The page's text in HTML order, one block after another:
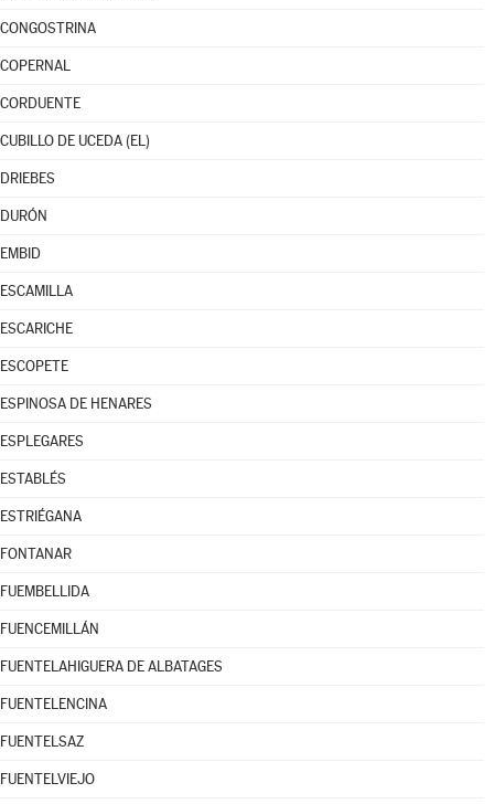
CONGOSTRINA
COPERNAL
CORDUENTE
CUBILLO DE UCEDA (EL)
DRIEBES
DURÓN
EMBID
ESCAMILLA
ESCARICHE
ESCOPETE
ESPINOSA DE HENARES
ESPLEGARES
ESTABLÉS
ESTRIÉGANA
FONTANAR
FUEMBELLIDA
FUENCEMILLÁN
FUENTELAHIGUERA DE ALBATAGES
FUENTELENCINA
FUENTELSAZ
FUENTELVIEJO